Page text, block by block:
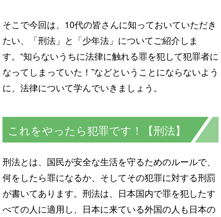
そこで今回は、10代の皆さんに知っておいていただき
たい、「刑法」と「少年法」についてご紹介しま
す。“知らないうちに法律に触れる罪を犯して犯罪者に
なってしまっていた！”などということにならないよう
に、法律について学んでいきましょう。
これをやったら犯罪です！【刑法】
刑法とは、国民が安全な生活を守るためのルールで、
何をしたら罪になるか、そしてその犯罪に対する刑罰
が書いてあります。刑法は、日本国内で罪を犯したす
べての人に適用し、日本に来ている外国の人も日本の